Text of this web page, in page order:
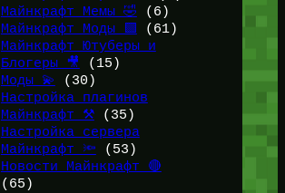
Майнкрафт Мемы 🤣 (6)
Майнкрафт Моды 🟩 (61)
Майнкрафт Ютуберы и
Блогеры 🎥
(15)
Моды 💫
(30)
Настройка плагинов
Майнкрафт ⚒️(35)
Настройка сервера
Майнкрафт 🔦 (53)
Новости Майнкрафт 🔴
(65)